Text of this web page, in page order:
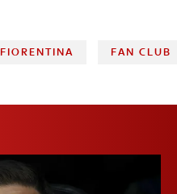
FIORENTINA FAN CLUB